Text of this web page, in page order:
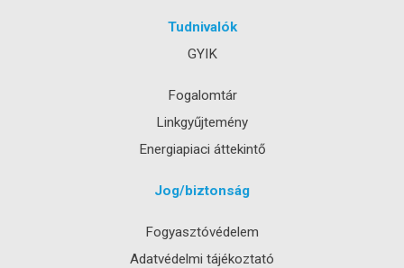
Tudnivalók
GYIK
Fogalomtár
Linkgyűjtemény
Energiapiaci áttekintő
Jog/biztonság
Fogyasztóvédelem
Adatvédelmi tájékoztató